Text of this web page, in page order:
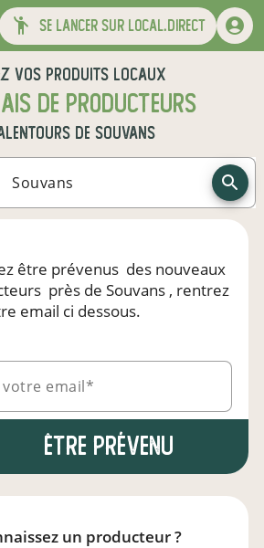
se lancer sur local.direct
vos produits locaux
de producteurs
de Souvans
être prévenus des nouveaux
près de Souvans, rentrez
email ci dessous.
votre email*
Être prévenu
un producteur ?